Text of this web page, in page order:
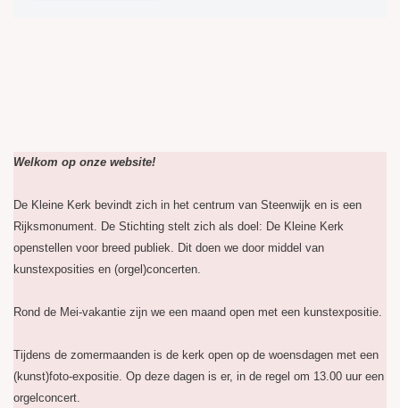
Welkom op onze website!
De Kleine Kerk bevindt zich in het centrum van Steenwijk en is een
Rijksmonument. De Stichting stelt zich als doel: De Kleine Kerk
openstellen voor breed publiek. Dit doen we door middel van
kunstexposities en (orgel)concerten.
Rond de Mei-vakantie zijn we een maand open met een kunstexpositie.
Tijdens de zomermaanden is de kerk open op de woensdagen met een
(kunst)foto-expositie. Op deze dagen is er, in de regel om 13.00 uur een
orgelconcert.